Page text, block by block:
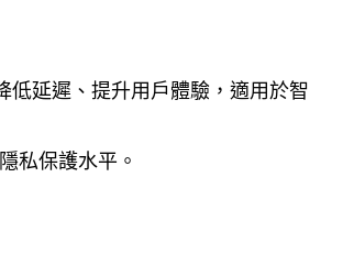
低延遲、提升用戶體驗，適用於智
私保護水平。